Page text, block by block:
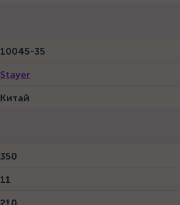
10045-35
Stayer
Китай
350
11